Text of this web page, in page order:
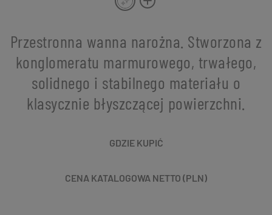
Przestronna wanna narożna. Stworzona z
konglomeratu marmurowego, trwałego,
solidnego i stabilnego materiału o
klasycznie błyszczącej powierzchni.
GDZIE KUPIĆ
CENA KATALOGOWA NETTO (PLN)